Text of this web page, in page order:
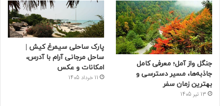
جنگل واز آمل؛ معرفی کامل
جاذبه‌ها، مسیر دسترسی و
بهترین زمان سفر
13 تیر 1405
پارک ساحلی سیمرغ کیش |
ساحل مرجانی آرام با آدرس،
امکانات و عکس
11 خرداد 1405